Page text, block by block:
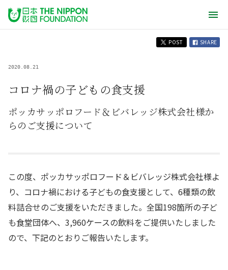
POST SHARE
2020.08.21
コロナ禍の子どもの食支援
ポッカサッポロフード＆ビバレッジ株式会社様か
らのご支援について
この度、ポッカサッポロフード＆ビバレッジ株式会社様よ
り、コロナ禍における子どもの食支援として、6種類の飲
料詰合せのご支援をいただきました。全国198箇所の子ど
も食堂団体へ、3,960ケースの飲料をご提供いたしました
ので、下記のとおりご報告いたします。